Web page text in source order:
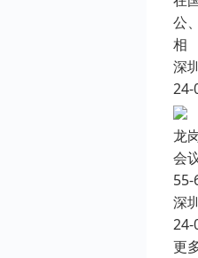
公
相
深
24-
龙
会
深
24-
更